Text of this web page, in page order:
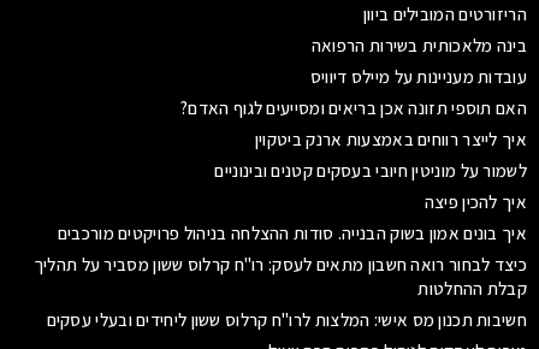
הריזורטים המובילים ביוון
בינה מלאכותית בשירות הרפואה
עובדות מעניינות על מיילס דיוויס
האם תוספי תזונה אכן בריאים ומסייעים לגוף האדם?
איך לייצר רווחים באמצעות ארנק ביטקוין
לשמור על מוניטין חיובי בעסקים קטנים ובינוניים
איך להכין פיצה
איך בונים אמון בשוק הבנייה. סודות ההצלחה בניהול פרויקטים מורכבים
כיצד לבחור רואה חשבון מתאים לעסק: רו"ח קרלוס ששון מסביר על תהליך
קבלת ההחלטות
חשיבות תכנון מס אישי: המלצות לרו"ח קרלוס ששון ליחידים ובעלי עסקים